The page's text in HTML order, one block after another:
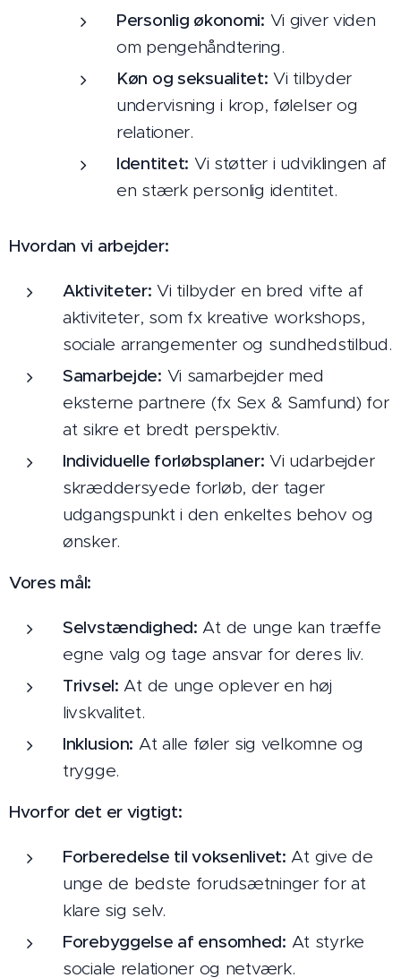
Personlig økonomi: Vi giver viden
om pengehåndtering.
Køn og seksualitet: Vi tilbyder
undervisning i krop, følelser og
relationer.
Identitet: Vi støtter i udviklingen af
en stærk personlig identitet.
Hvordan vi arbejder:
Aktiviteter: Vi tilbyder en bred vifte af
aktiviteter, som fx kreative workshops,
sociale arrangementer og sundhedstilbud.
Samarbejde: Vi samarbejder med
eksterne partnere (fx Sex & Samfund) for
at sikre et bredt perspektiv.
Individuelle forløbsplaner: Vi udarbejder
skræddersyede forløb, der tager
udgangspunkt i den enkeltes behov og
ønsker.
Vores mål:
Selvstændighed: At de unge kan træffe
egne valg og tage ansvar for deres liv.
Trivsel: At de unge oplever en høj
livskvalitet.
Inklusion: At alle føler sig velkomne og
trygge.
Hvorfor det er vigtigt:
Forberedelse til voksenlivet: At give de
unge de bedste forudsætninger for at
klare sig selv.
Forebyggelse af ensomhed: At styrke
sociale relationer og netværk.